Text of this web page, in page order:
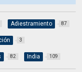
Adiestramiento 87
3
82 India 109